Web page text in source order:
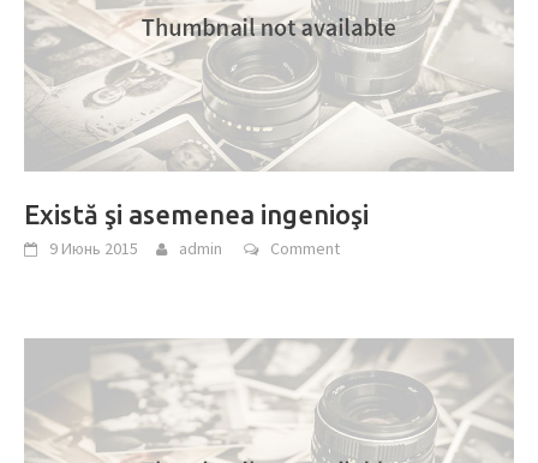
Există şi asemenea ingenioşi
9 Июнь 2015 admin Comment